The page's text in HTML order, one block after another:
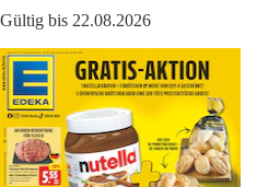
Gültig bis 22.08.2026